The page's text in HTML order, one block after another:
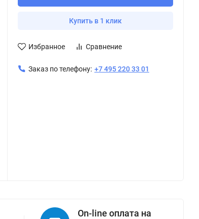
Купить в 1 клик
Избранное Сравнение
Заказ по телефону: +7 495 220 33 01
On-line оплата на